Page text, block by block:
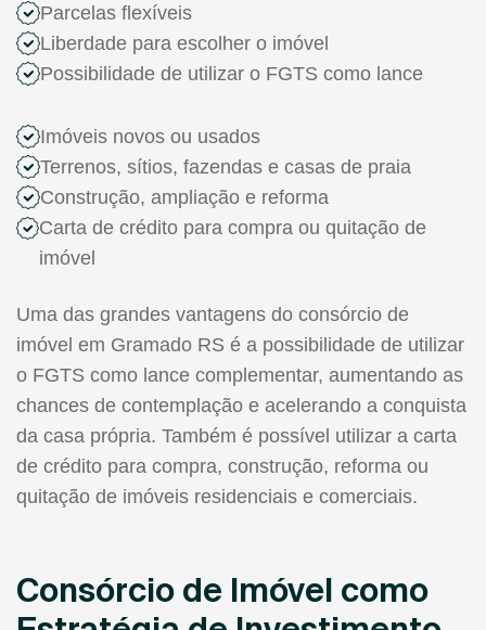
Parcelas flexíveis
Liberdade para escolher o imóvel
Possibilidade de utilizar o FGTS como lance
Imóveis novos ou usados
Terrenos, sítios, fazendas e casas de praia
Construção, ampliação e reforma
Carta de crédito para compra ou quitação de
imóvel
Uma das grandes vantagens do consórcio de
imóvel em Gramado RS é a possibilidade de utilizar
o FGTS como lance complementar, aumentando as
chances de contemplação e acelerando a conquista
da casa própria. Também é possível utilizar a carta
de crédito para compra, construção, reforma ou
quitação de imóveis residenciais e comerciais.
Consórcio de Imóvel como